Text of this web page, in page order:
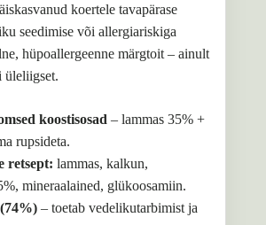
koertele tavapärase
seedimise või allergiariskiga
hüpoallergeenne märgtoit – ainult
üleliigset.
koostisosad – lammas 35% +
rupsideta.
retsept: lammas, kalkun,
mineraalained, glükoosamiin.
– toetab vedelikutarbimist ja